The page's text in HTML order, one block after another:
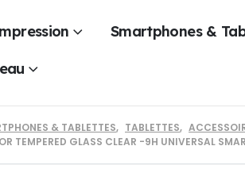
Smartphones &
& TABLETTES, TABLETTES,
TEMPERED GLASS CLEAR -9H UNIVERSAL